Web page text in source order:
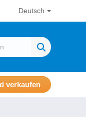
Deutsch
verkaufen